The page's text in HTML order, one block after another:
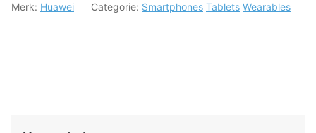
Merk: Huawei Categorie: Smartphones Tablets Wearables